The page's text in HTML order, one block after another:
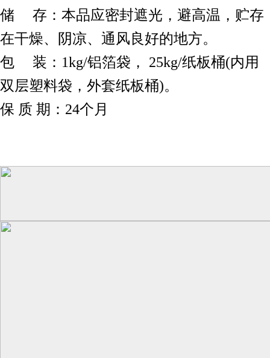
储 存：本品应密封遮光，避高温，贮存
在干燥、阴凉、通风良好的地方。
包 装：1kg/铝箔袋， 25kg/纸板桶(内用
双层塑料袋，外套纸板桶)。
保 质 期：24个月